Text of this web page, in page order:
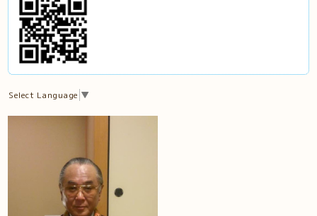
Select Language ▼